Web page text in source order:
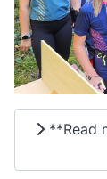
**Read